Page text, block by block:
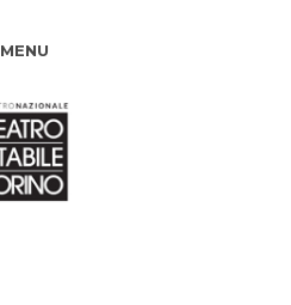
MENU